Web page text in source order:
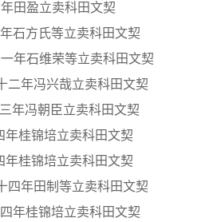
田盈立卖科田文契
石方氏等立卖科田文契
年石维荣等立卖科田文契
二年冯兴哉立卖科田文契
年冯朝臣立卖科田文契
年桂锦培立卖科田文契
年桂锦培立卖科田文契
四年田制等立卖科田文契
年桂锦培立卖科田文契